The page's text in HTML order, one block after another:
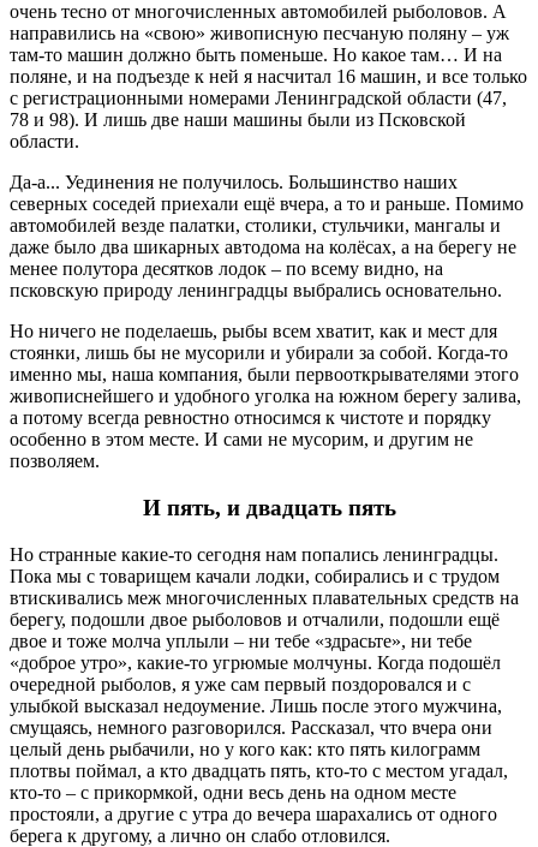
очень тесно от многочисленных автомобилей рыболовов. А
направились на «свою» живописную песчаную поляну – уж
там-то машин должно быть поменьше. Но какое там… И на
поляне, и на подъезде к ней я насчитал 16 машин, и все только
с регистрационными номерами Ленинградской области (47,
78 и 98). И лишь две наши машины были из Псковской
области.
Да-а... Уединения не получилось. Большинство наших
северных соседей приехали ещё вчера, а то и раньше. Помимо
автомобилей везде палатки, столики, стульчики, мангалы и
даже было два шикарных автодома на колёсах, а на берегу не
менее полутора десятков лодок – по всему видно, на
псковскую природу ленинградцы выбрались основательно.
Но ничего не поделаешь, рыбы всем хватит, как и мест для
стоянки, лишь бы не мусорили и убирали за собой. Когда-то
именно мы, наша компания, были первооткрывателями этого
живописнейшего и удобного уголка на южном берегу залива,
а потому всегда ревностно относимся к чистоте и порядку
особенно в этом месте. И сами не мусорим, и другим не
позволяем.
И пять, и двадцать пять
Но странные какие-то сегодня нам попались ленинградцы.
Пока мы с товарищем качали лодки, собирались и с трудом
втискивались меж многочисленных плавательных средств на
берегу, подошли двое рыболовов и отчалили, подошли ещё
двое и тоже молча уплыли – ни тебе «здрасьте», ни тебе
«доброе утро», какие-то угрюмые молчуны. Когда подошёл
очередной рыболов, я уже сам первый поздоровался и с
улыбкой высказал недоумение. Лишь после этого мужчина,
смущаясь, немного разговорился. Рассказал, что вчера они
целый день рыбачили, но у кого как: кто пять килограмм
плотвы поймал, а кто двадцать пять, кто-то с местом угадал,
кто-то – с прикормкой, одни весь день на одном месте
простояли, а другие с утра до вечера шарахались от одного
берега к другому, а лично он слабо отловился.